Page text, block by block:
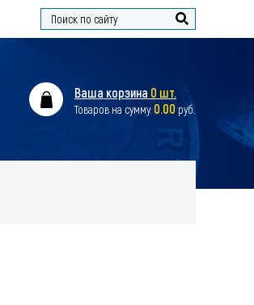
Найти
Ваша корзина 0 шт.
Товаров на сумму: 0.00руб.